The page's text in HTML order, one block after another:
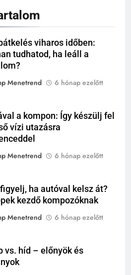
viharos időben:
tudhatod, ha leáll a
Menetrend
6 hónap ezelőtt
a kompon: Így készülj fel
vízi utazásra
Menetrend
6 hónap ezelőtt
ha autóval kelsz át?
kezdő kompozóknak
Menetrend
6 hónap ezelőtt
vs. híd – előnyök és